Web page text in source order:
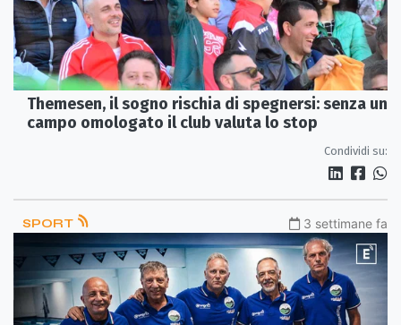
Themesen, il sogno rischia di spegnersi: senza un
campo omologato il club valuta lo stop
Condividi su:
SPORT 3 settimane fa